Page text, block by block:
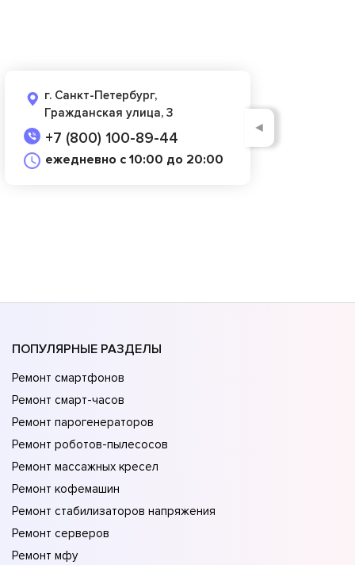
г. Санкт-Петербург,
Гражданская улица, 3
+7 (800) 100-89-44
ежедневно с 10:00 до 20:00
◄
ПОПУЛЯРНЫЕ РАЗДЕЛЫ
Ремонт смартфонов
Ремонт смарт-часов
Ремонт парогенераторов
Ремонт роботов-пылесосов
Ремонт массажных кресел
Ремонт кофемашин
Ремонт стабилизаторов напряжения
Ремонт серверов
Ремонт мфу